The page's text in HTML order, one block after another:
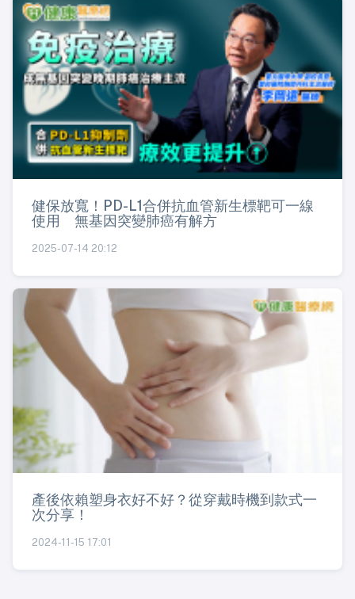
健保放寬！PD-L1合併抗血管新生標靶可一線
使用 無基因突變肺癌有解方
2025-07-14 20:12
產後依賴塑身衣好不好？從穿戴時機到款式一
次分享！
2024-11-15 17:01